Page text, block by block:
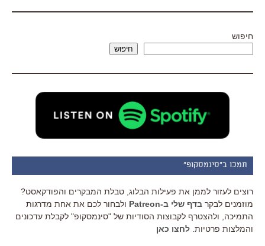
חיפוש
חיפוש
תמכו ב"סינמסקופ"
רוצים לעזור לממן את פעילות הבלוג, טבלת המבקרים והפודקאסט?
מוזמנים לבקר בדף שלי ב-Patreon
ולבחור לכם את אחת מדרגות
התמיכה, ולהצטרף לקבוצות הסודיות של "סינמסקופ" לקבלת עדכונים
והמלצות פרטיות. לחצו כאן